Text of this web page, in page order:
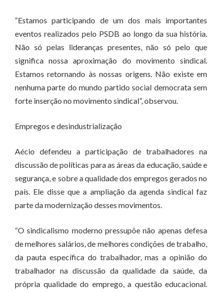
“Estamos participando de um dos mais importantes
eventos realizados pelo PSDB ao longo da sua história.
Não só pelas lideranças presentes, não só pelo que
significa nossa aproximação do movimento sindical.
Estamos retornando às nossas origens. Não existe em
nenhuma parte do mundo partido social democrata sem
forte inserção no movimento sindical”, observou.
Empregos e desindustrialização
Aécio defendeu a participação de trabalhadores na
discussão de políticas para as áreas da educação, saúde e
segurança, e sobre a qualidade dos empregos gerados no
país. Ele disse que a ampliação da agenda sindical faz
parte da modernização desses movimentos.
“O sindicalismo moderno pressupõe não apenas defesa
de melhores salários, de melhores condições de trabalho,
da pauta específica do trabalhador, mas a opinião do
trabalhador na discussão da qualidade da saúde, da
própria qualidade do emprego, a questão educacional.